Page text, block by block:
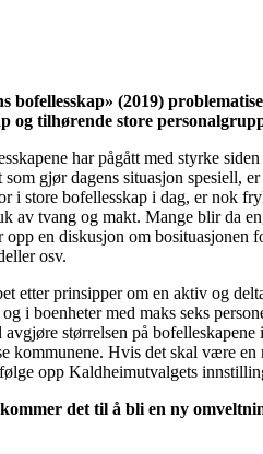
bofellesskap» (2019)
og tilhørende store
har pågått med styrke
gjør dagens situasjon spesiell,
i store bofellesskap i dag, er nok
av tvang og makt. Mange blir da
en diskusjon om bosituasjonen
osv.
etter prinsipper om en aktiv og
i boenheter med maks seks
størrelsen på
kommunene. Hvis det skal være
opp Kaldheimutvalgets
det til å bli en ny